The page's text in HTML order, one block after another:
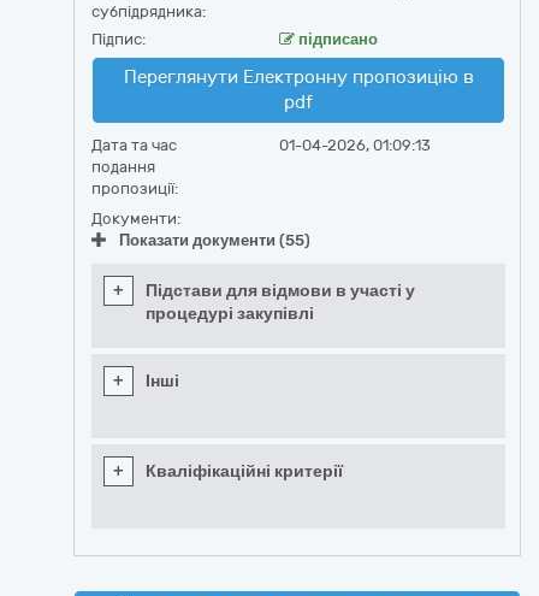
субпідрядника:
Підпис: підписано
Переглянути Електронну пропозицію в
pdf
Дата та час
подання
пропозиції:
01-04-2026, 01:09:13
Документи:
Показати документи (55)
+
Підстави для відмови в участі у
процедурі закупівлі
+ Інші
+ Кваліфікаційні критерії